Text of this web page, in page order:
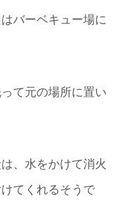
バーベキュー場に
て元の場所に置い
、水をかけて消火
てくれるそうで